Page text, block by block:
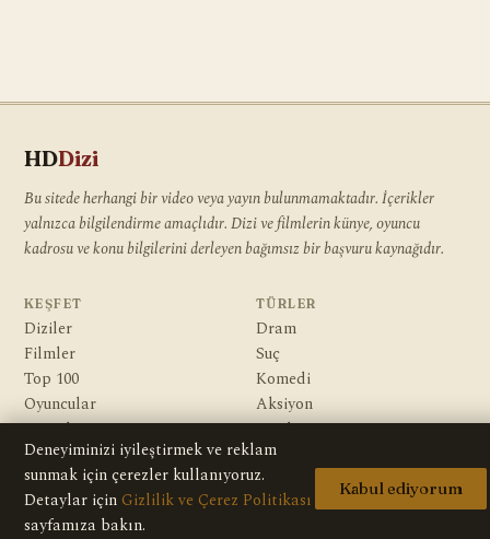
HDDizi
Bu sitede herhangi bir video veya yayın bulunmamaktadır. İçerikler
yalnızca bilgilendirme amaçlıdır. Dizi ve filmlerin künye, oyuncu
kadrosu ve konu bilgilerini derleyen bağımsız bir başvuru kaynağıdır.
KEŞFET
Diziler
Filmler
Top 100
Oyuncular
Yazarlar
TÜRLER
Dram
Suç
Komedi
Aksiyon
Gerilim
Gizem
Macera
Bilim Kurgu & Fantazi
Deneyiminizi iyileştirmek ve reklam
sunmak için çerezler kullanıyoruz.
Detaylar için Gizlilik ve Çerez Politikası
sayfamıza bakın.
Kabul ediyorum